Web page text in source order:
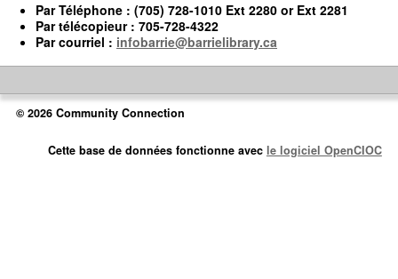
ParTéléphone : (705) 728-1010 Ext 2280 or Ext 2281
Partélécopieur: 705-728-4322
Parcourriel : infobarrie@barrielibrary.ca
© 2026 Community Connection
Cette base de données fonctionne avec le logiciel OpenCIOC